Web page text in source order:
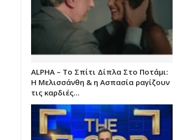
ALPHA – Το Σπίτι Δίπλα Στο Ποτάμι:
Η Μελισσάνθη & η Ασπασία ραγίζουν
τις καρδιές…